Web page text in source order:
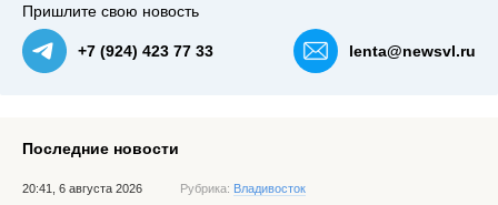
Пришлите свою новость
+7 (924) 423 77 33 lenta@newsvl.ru
Последние новости
20:41, 6 августа 2026 Рубрика: Владивосток